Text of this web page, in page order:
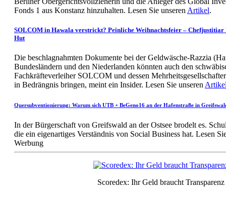
Fonds 1 aus Konstanz hinzuhalten. Lesen Sie unseren Artikel.
SOLCOM in Hawala verstrickt? Peinliche Weihnachtsfeier – Chefjustitiar
Hut
Die beschlagnahmten Dokumente bei der Geldwäsche-Razzia
Bundesländern und den Niederlanden könnten auch den
Fachkräfteverleiher SOLCOM und dessen
in Bedrängnis bringen, meint ein Insider. Lesen Sie unseren
Quersubventionierung: Warum sich UTB + BeGeno16 an der Hafenstraße in
In der Bürgerschaft von Greifswald an der Ostsee brodelt es.
die ein eigenartiges Verständnis von Social Business hat. Lesen
Werbung
Scoredex: Ihr Geld braucht Transparenz